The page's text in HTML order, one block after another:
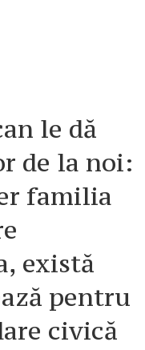
le dă
de la noi:
familia
există
pentru
civică